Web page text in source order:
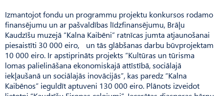
Izmantojot fondu un programmu projektu konkursos rodamo
finansējumu un ar pašvaldības līdzfinansējumu, Brāļu
Kaudzīšu muzejā “Kalna Kai­bēni” ratnīcas jumta atjaunošanai
piesaistīti 30 000 eiro, un tās glābšanas darbu būvprojektam
10 000 eiro. Ir apstiprināts projekts “Kultūras un tūrisma
lomas palielināšana ekonomiskajā attīstībā, sociālajā
iekļaušanā un sociālajās inovācijās”, kas paredz “Kalna
Kaibēnos” ieguldīt aptuveni 130 000 eiro. Plā­nots izveidot